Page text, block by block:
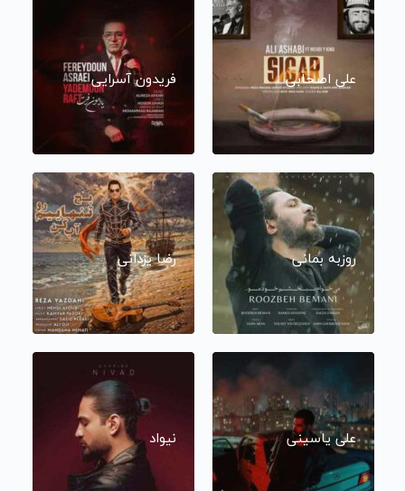
علی اصحابی فریدون آسرایی
روزبه بمانی رضا یزدانی
علی یاسینی نیواد